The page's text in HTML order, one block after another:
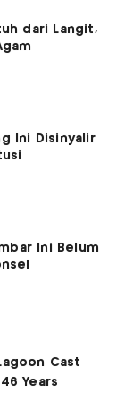
dari Langit,
Ini Disinyalir
Ini Belum